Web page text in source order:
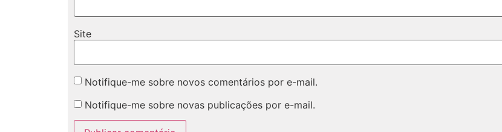
Site
Notifique-me sobre novos comentários por e-mail.
Notifique-me sobre novas publicações por e-mail.